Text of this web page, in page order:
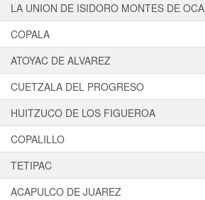
LA UNION DE ISIDORO MONTES DE OCA
COPALA
ATOYAC DE ALVAREZ
CUETZALA DEL PROGRESO
HUITZUCO DE LOS FIGUEROA
COPALILLO
TETIPAC
ACAPULCO DE JUAREZ